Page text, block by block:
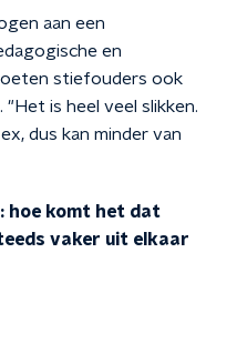
aan een
en
stiefouders ook
"Het is heel veel slikken.
dus kan minder van
hoe komt het dat
vaker uit elkaar